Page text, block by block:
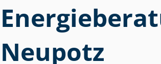
Neupotz